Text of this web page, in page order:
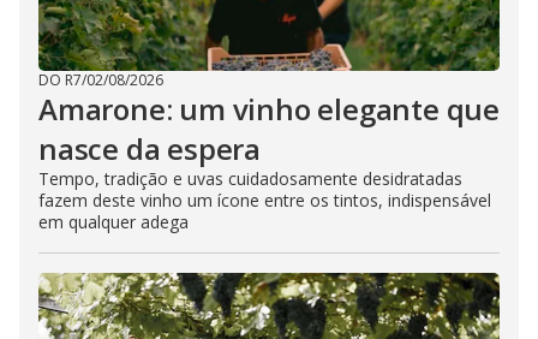
DO R7/02/08/2026
Amarone: um vinho elegante que
nasce da espera
Tempo, tradição e uvas cuidadosamente desidratadas
fazem deste vinho um ícone entre os tintos, indispensável
em qualquer adega